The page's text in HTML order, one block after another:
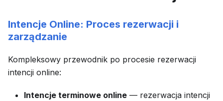
Intencje Online: Proces rezerwacji i
zarządzanie
Kompleksowy przewodnik po procesie rezerwacji
intencji online:
Intencje terminowe online — rezerwacja intencji